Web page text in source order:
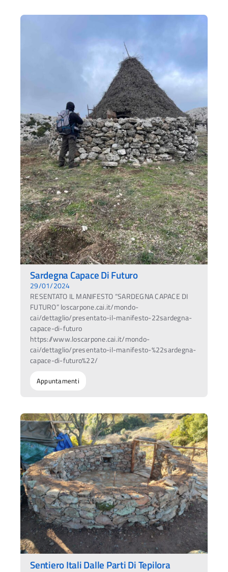
Sardegna Capace Di Futuro
29/01/2024
RESENTATO IL MANIFESTO “SARDEGNA CAPACE DI
FUTURO” loscarpone.cai.it/mondo-
cai/dettaglio/presentato-il-manifesto-22sardegna-
capace-di-futuro
https://www.loscarpone.cai.it/mondo-
cai/dettaglio/presentato-il-manifesto-%22sardegna-
capace-di-futuro%22/
Appuntamenti
Sentiero Itali Dalle Parti Di Tepilora